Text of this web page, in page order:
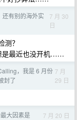
还有别的海外实
7 月 30
日
测？
是最近也没开机……
，我是 6 月份
封了
7 月
29 日
大因素是 7 月 20 日